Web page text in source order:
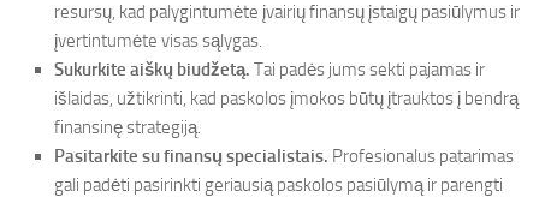
resursų, kad palygintumėte įvairių finansų įstaigų pasiūlymus ir
įvertintumėte visas sąlygas.
Sukurkite aiškų biudžetą. Tai padės jums sekti pajamas ir
išlaidas, užtikrinti, kad paskolos įmokos būtų įtrauktos į bendrą
finansinę strategiją.
Pasitarkite su finansų specialistais. Profesionalus patarimas
gali padėti pasirinkti geriausią paskolos pasiūlymą ir parengti